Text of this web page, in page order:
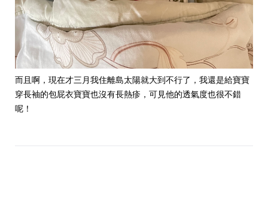
而且啊，現在才三月我住離島太陽就大到不行了，我還是給寶寶
穿長袖的包屁衣寶寶也沒有長熱疹，可見他的透氣度也很不錯
呢！